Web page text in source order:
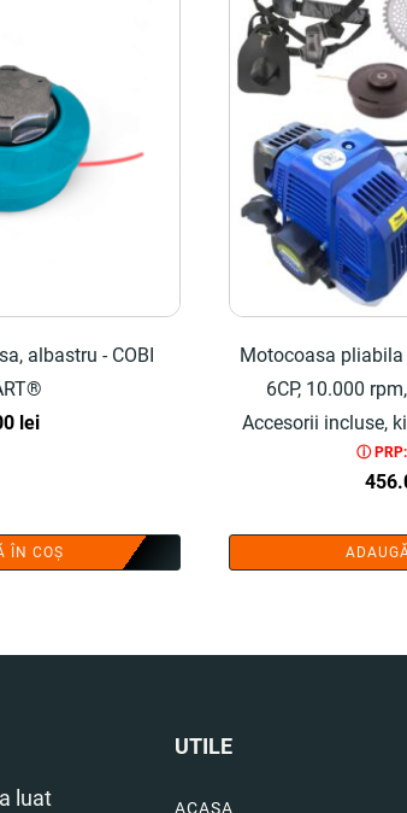
albastru - COBI
lei
ÎN COȘ
Motocoasa pliabila
6CP, 10.000
Accesorii incluse,
ⓘ
luat
UTILE
ACASA